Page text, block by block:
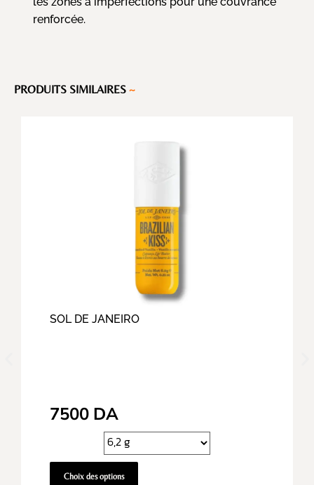
renforcée.
PRODUITS SIMILAIRES ~
SOL DE JANEIRO
7500 DA
Choix des options